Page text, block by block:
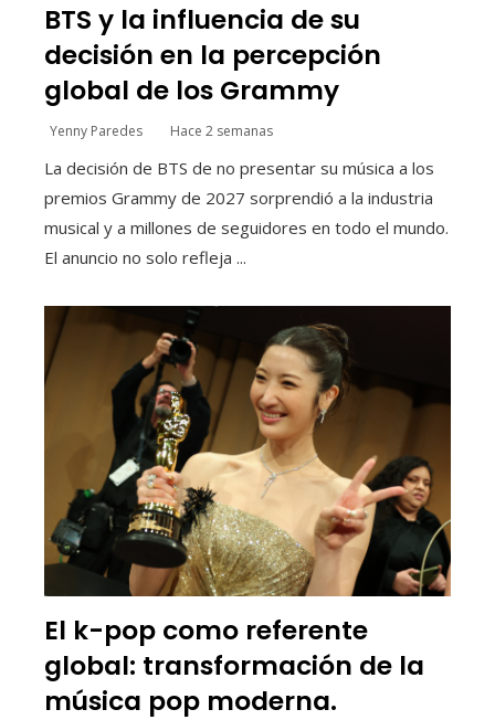
BTS y la influencia de su
decisión en la percepción
global de los Grammy
Yenny Paredes Hace 2 semanas
La decisión de BTS de no presentar su música a los
premios Grammy de 2027 sorprendió a la industria
musical y a millones de seguidores en todo el mundo.
El anuncio no solo refleja ...
El k-pop como referente
global: transformación de la
música pop moderna.